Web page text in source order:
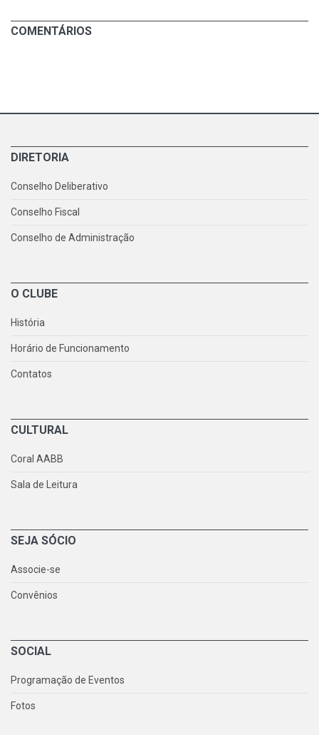
COMENTÁRIOS
DIRETORIA
Conselho Deliberativo
Conselho Fiscal
Conselho de Administração
O CLUBE
História
Horário de Funcionamento
Contatos
CULTURAL
Coral AABB
Sala de Leitura
SEJA SÓCIO
Associe-se
Convênios
SOCIAL
Programação de Eventos
Fotos